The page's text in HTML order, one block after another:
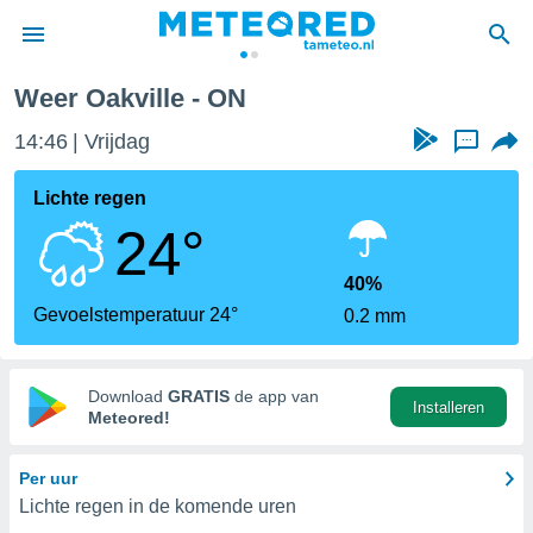
door
verstrekte
hoge
hebt de
voor
op basis
Weer Oakville - ON
14:46 Vrijdag ...
Lichte regen
24°
Gevoelstemperatuur 24°
40%
0.2 mm
Download GRATIS de app van
Meteored!
Installeren
Per uur
Lichte regen in de komende uren